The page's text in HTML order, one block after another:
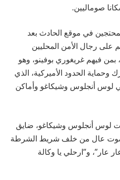
صوماليين.
في موقع الحادث بعد
على رجال الأمن المحليين
بمن فيهم غريغوري بوفينو، وهو
الحدود الأميركية، الذي
لوس أنجلوس وشيكاغو وأماكن
لوس أنجلوس وشيكاغو، ضايق
بصوت عال من خلف شريط الشرطة
عار”، و”ارحلي يا وكالة